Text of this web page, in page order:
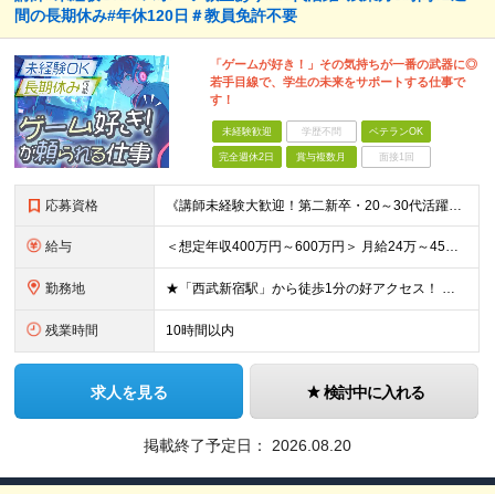
間の長期休み#年休120日＃教員免許不要
「ゲームが好き！」その気持ちが一番の武器に◎
若手目線で、学生の未来をサポートする仕事で
す！
未経験歓迎 学歴不問 ベテランOK
完全週休2日 賞与複数月 面接1回
応募資格 《講師未経験大歓迎！第二新卒・20～30代活躍中》 ◆大卒以上 ◆何らかのITまたはゲーム業界のご経験をお持ちの方 ┗プログラマー・ゲーム企画経験者など、職種・経験年数は不問！ 業界経験者であればご
給与 ＜想定年収400万円～600万円＞ 月給24万～45万円+各種手当+賞与年2回 ※超過分は別途支給 ※試用期間3ヶ月あり（期間中は講師手当は減額支給、その他の待遇に差異なし） ※固定残業代：時間外労働
勤務地 ★「西武新宿駅」から徒歩1分の好アクセス！ 東京都新宿区百人町1-5-6 ※(変更の範囲)上記を除く当社関連勤務地
残業時間 10時間以内
求人を見る 検討中に入れる
掲載終了予定日： 2026.08.20